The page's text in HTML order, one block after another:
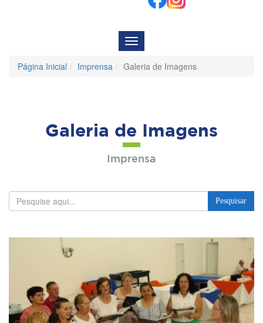
Menu
de
Navegação
Página Inicial Imprensa Galeria de Imagens
Galeria de Imagens
Imprensa
Pesquisar